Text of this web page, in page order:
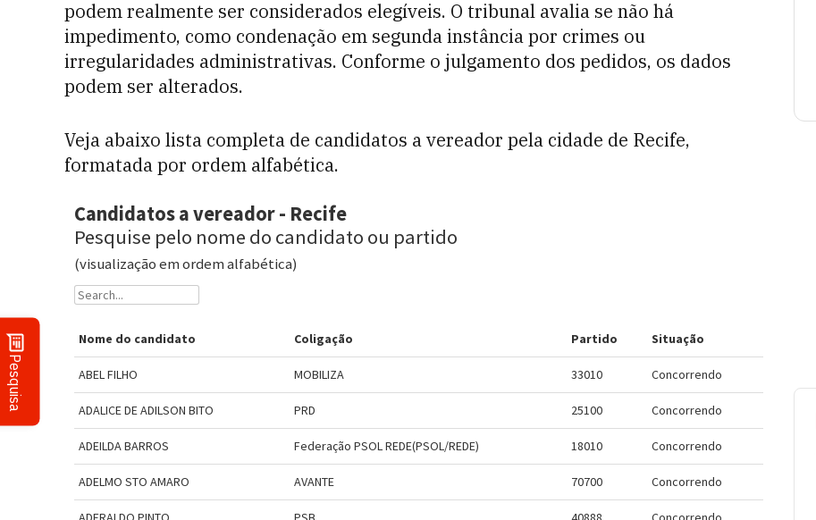
Pesquisa
podem realmente ser considerados elegíveis. O tribunal avalia se não há
impedimento, como condenação em segunda instância por crimes ou
irregularidades administrativas. Conforme o julgamento dos pedidos, os dados
podem ser alterados.
Veja abaixo lista completa de candidatos a vereador pela cidade de Recife,
formatada por ordem alfabética.